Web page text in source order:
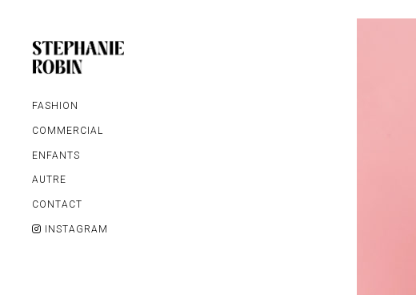
FASHION
COMMERCIAL
ENFANTS
AUTRE
MARIAGE / FAMILLE /
CONTACT
INSTAGRAM